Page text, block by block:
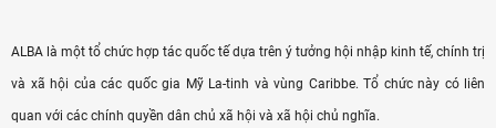
ALBA là một tổ chức hợp tác quốc tế dựa trên ý tưởng hội nhập kinh tế, chính trị
và xã hội của các quốc gia Mỹ La-tinh và vùng Caribbe. Tổ chức này có liên
quan với các chính quyền dân chủ xã hội và xã hội chủ nghĩa.